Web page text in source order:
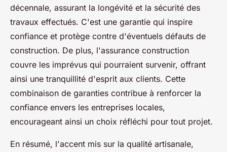
décennale, assurant la longévité et la sécurité des
travaux effectués. C'est une garantie qui inspire
confiance et protège contre d'éventuels défauts de
construction. De plus, l'assurance construction
couvre les imprévus qui pourraient survenir, offrant
ainsi une tranquillité d'esprit aux clients. Cette
combinaison de garanties contribue à renforcer la
confiance envers les entreprises locales,
encourageant ainsi un choix réfléchi pour tout projet.
En résumé, l'accent mis sur la qualité artisanale,